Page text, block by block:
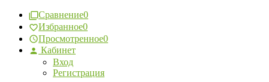
Сравнение0
Избранное0
Просмотренное0
Кабинет
Вход
Регистрация